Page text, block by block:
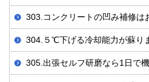
303.コンクリートの凹み補修は
304.５℃下げる冷却能力が蘇り
305.出張セルフ研磨なら1日で